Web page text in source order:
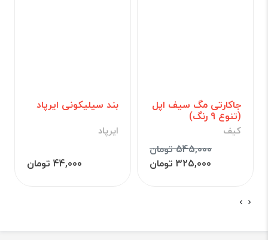
جاکارتی مگ سیف اپل
(تنوع 9 رنگ)
کیف
545,000 تومان
325,000 تومان
بند سیلیکونی ایرپاد
ایرپاد
44,000 تومان